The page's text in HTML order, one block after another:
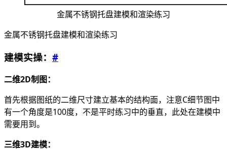
金属不锈钢托盘建模和渲染练习
金属不锈钢托盘建模和渲染练习
建模实操： #
二维2D制图：
首先根据图纸的二维尺寸建立基本的结构面，注意C细节图中
有一个角度是100度，不是平时练习中的垂直，此处在建模中
需要用到。
三维3D建模：